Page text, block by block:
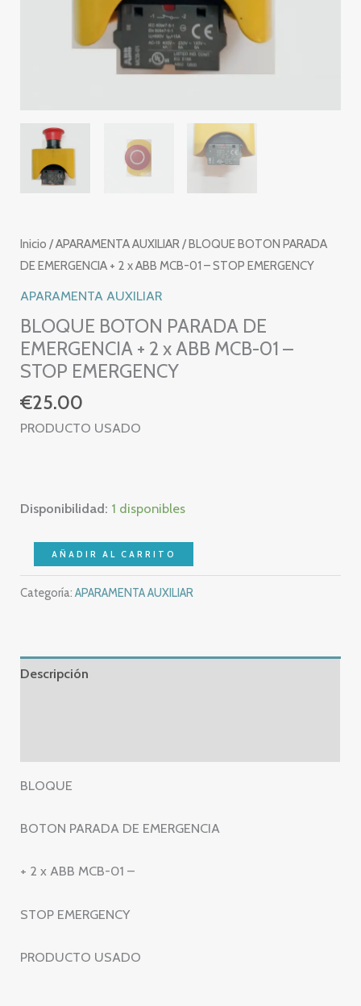
Inicio /APARAMENTA AUXILIAR/ BLOQUE BOTON PARADA
DE EMERGENCIA + 2 x ABB MCB-01 – STOP EMERGENCY
APARAMENTA AUXILIAR
BLOQUE BOTON PARADA DE
EMERGENCIA + 2 x ABB MCB-01 –
STOP EMERGENCY
€25.00
PRODUCTO USADO
Disponibilidad: 1 disponibles
BLOQUE
BOTON
PARADA
+
2
–
EMERGENCY
AÑADIR AL CARRITO
Categoría:APARAMENTA AUXILIAR
Descripción
BLOQUE
BOTON PARADA DE EMERGENCIA
+ 2 x ABB MCB-01 –
STOP EMERGENCY
PRODUCTO USADO